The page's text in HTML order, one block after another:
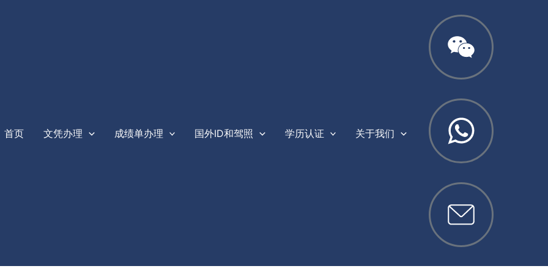
首页 文凭办理 成绩单办理 国外ID和驾照 学历认证 关于我们